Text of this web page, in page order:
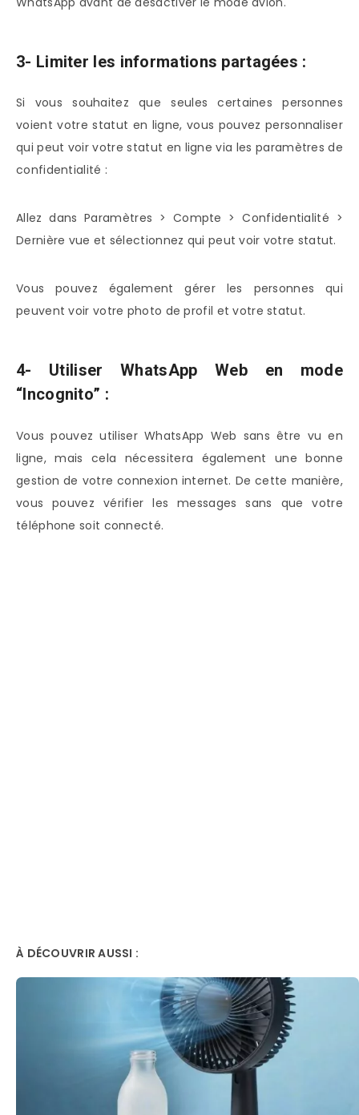
3- Limiter les informations partagées :
Si vous souhaitez que seules certaines personnes
voient votre statut en ligne, vous pouvez personnaliser
qui peut voir votre statut en ligne via les paramètres de
confidentialité :
Allez dans Paramètres > Compte > Confidentialité >
Dernière vue et sélectionnez qui peut voir votre statut.
Vous pouvez également gérer les personnes qui
peuvent voir votre photo de profil et votre statut.
4- Utiliser WhatsApp Web en mode
“Incognito” :
Vous pouvez utiliser WhatsApp Web sans être vu en
ligne, mais cela nécessitera également une bonne
gestion de votre connexion internet. De cette manière,
vous pouvez vérifier les messages sans que votre
téléphone soit connecté.
À DÉCOUVRIR AUSSI :